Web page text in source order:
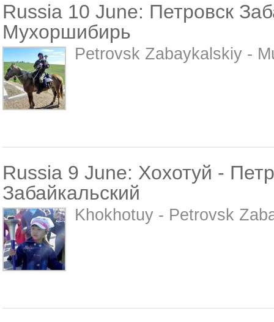
Russia 10 June: Петровск
Мухоршибирь
Petrovsk Zabaykalskiy -
Russia 9 June: Хохотуй -
Забайкальский
Khokhotuy - Petrovsk